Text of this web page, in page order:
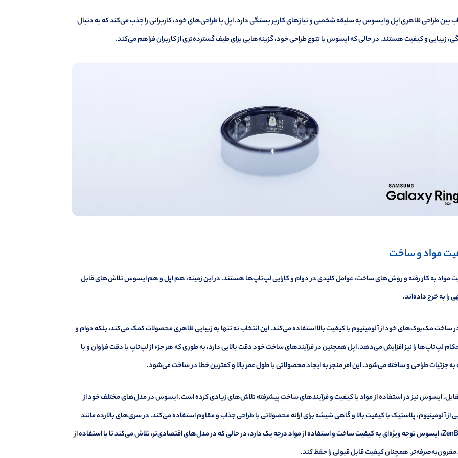
بین طراحی ظاهری اپل و ایسوس به سلیقه شخصی و نیازهای کاربر بستگی دارد. اپل با طراحی‌های خود، کاربرانی را جذب می‌کند که به دنبال
زیبایی و کیفیت هستند، در حالی که ایسوس با تنوع طراحی خود، گزینه‌هایی برای طیف گسترده‌تری از کاربران فراهم می‌کند.
مواد و ساخت
مواد به کار رفته و روش‌های ساخت، عوامل کلیدی در دوام و کارایی لپ‌تاپ‌ها هستند. در این زمینه، هم اپل و هم ایسوس تلاش‌های قابل
را به خرج داده‌اند.
ساخت مک‌بوک‌های خود از آلومینیوم با کیفیت بالا استفاده می‌کند. این انتخاب نه تنها به زیبایی ظاهری محصولات کمک می‌کند، بلکه دوام و
لپ‌تاپ‌ها را نیز افزایش می‌دهد. اپل همچنین در فرآیندهای ساخت خود دقت بالایی دارد، به طوری که هر جزء از لپ‌تاپ با دقت فراوان و با
به جزئیات طراحی و ساخته می‌شود. این امر منجر به ایجاد محصولاتی با طول عمر بالا و کمترین خطا در ساخت می‌شود.
ایسوس نیز در استفاده از مواد با کیفیت و فرآیندهای ساخت پیشرفته تلاش‌های زیادی کرده است. ایسوس در مدل‌های مختلف خود از
از آلومینیوم، پلاستیک با کیفیت بالا و گاهی شیشه برای ارائه محصولاتی با طراحی جذاب و مقاوم استفاده می‌کند. در سری‌های بالارده مانند
ZenBook، ایسوس توجه ویژه‌ای به کیفیت ساخت و استفاده از مواد درجه یک دارد، در حالی که در مدل‌های اقتصادی‌تر، تلاش می‌کند تا با استفاده از
مقرون‌به‌صرفه‌تر، همچنان کیفیت قابل قبولی را حفظ کند.